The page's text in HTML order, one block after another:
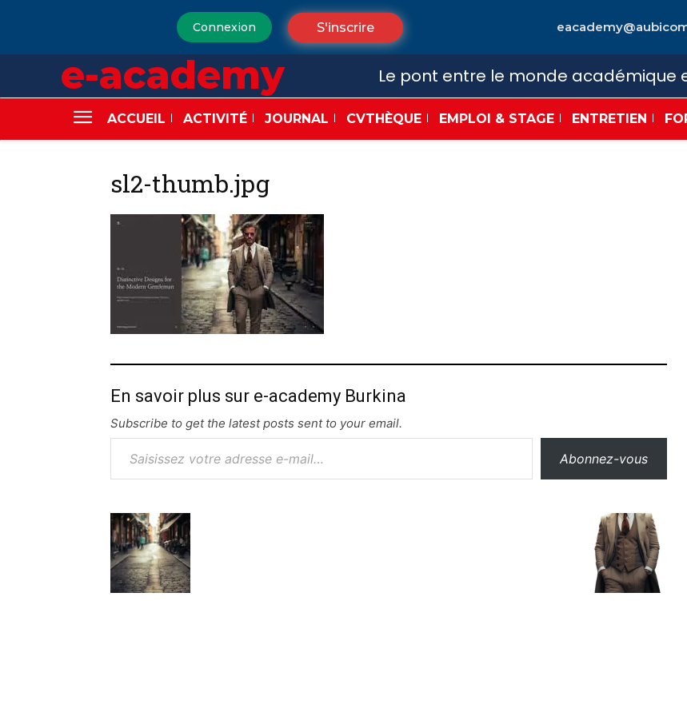
Connexion S'inscrire
e-academy Le pont entre le monde académique
ACCUEIL ACTIVITÉ JOURNAL CVTHÈQUE EMPLOI & STAGE ENTRETIEN
sl2-thumb.jpg
En savoir plus sur e-academy Burkina
Subscribe to get the latest posts sent to your email.
Saisissez votre adresse e-mail…
Abonnez-vous